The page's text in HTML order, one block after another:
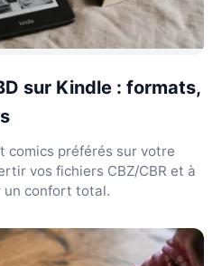
sur Kindle : formats,
comics préférés sur votre
vos fichiers CBZ/CBR et à
un confort total.